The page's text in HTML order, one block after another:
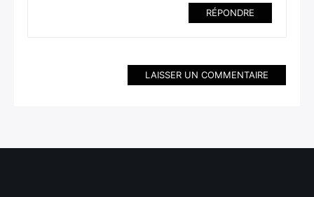
RÉPONDRE
LAISSER UN COMMENTAIRE